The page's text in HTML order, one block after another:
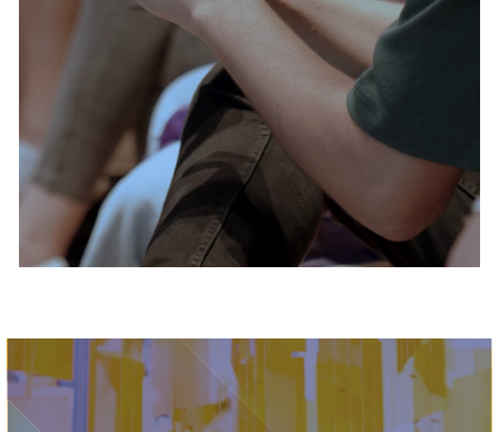
Servizi e accessibilità
Biglietti
Immagine